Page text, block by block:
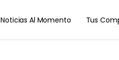
Noticias Al Momento Tus